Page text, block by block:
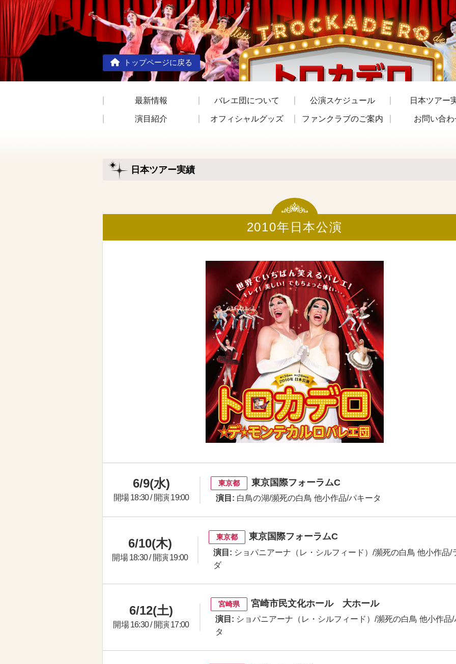
トップページに戻る
最新情報 バレエ団について 公演スケジュール 日本ツアー
演目紹介 オフィシャルグッズ ファンクラブのご案内 お問い合わ
日本ツアー実績
2010年日本公演
6/9(水)
開場 18:30 / 開演 19:00
東京都 東京国際フォーラムC
演目: 白鳥の湖/瀕死の白鳥 他小作品/パキータ
6/10(木)
開場 18:30 / 開演 19:00
東京都 東京国際フォーラムC
演目: ショパニアーナ（レ・シルフィード）/瀕死の白鳥 他小作品/
ダ
6/12(土)
開場 16:30 / 開演 17:00
宮崎県 宮崎市民文化ホール 大ホール
演目: ショパニアーナ（レ・シルフィード）/瀕死の白鳥 他小作品
タ